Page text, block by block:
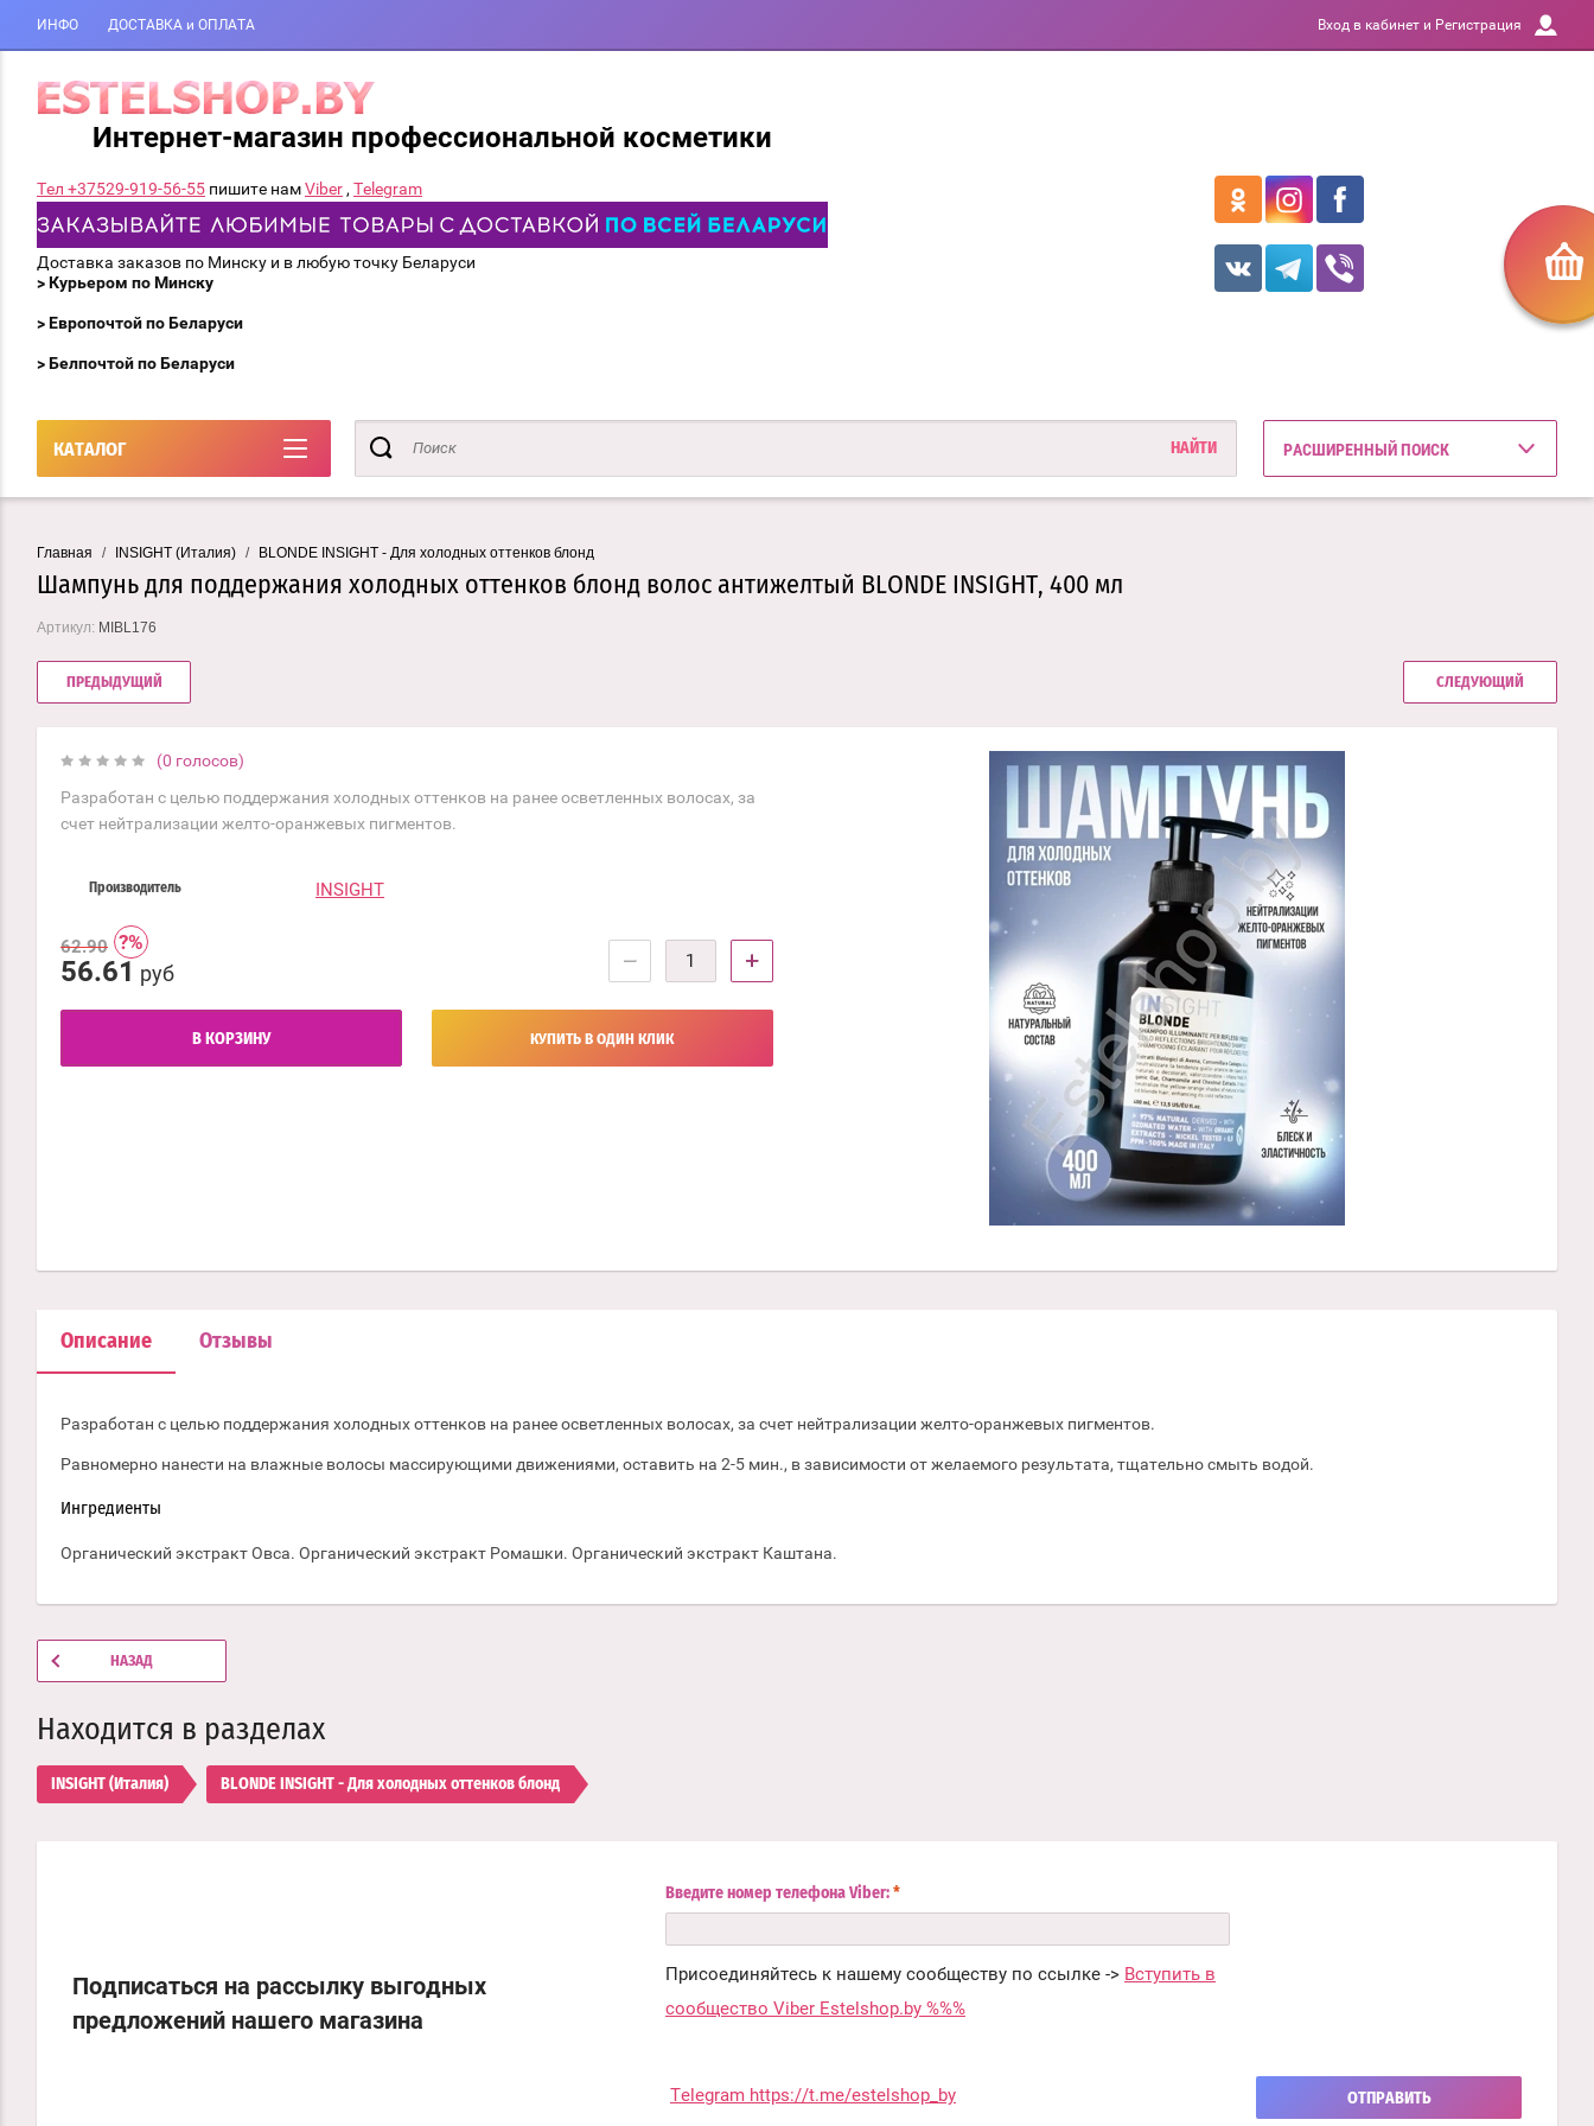
ИНФО ДОСТАВКА и ОПЛАТА Вход в кабинет и Регистрация
Интернет-магазин профессиональной косметики
Тел +37529-919-56-55 пишите намViber , Telegram
Доставка заказов по Минску и в любую точку Беларуси
> Курьером по Минску
> Европочтой по Беларуси
> Белпочтой по Беларуси
КАТАЛОГ РАСШИРЕННЫЙ ПОИСК
Главная / INSIGHT (Италия) / BLONDE INSIGHT - Для холодных оттенков блонд
Шампунь для поддержания холодных оттенков блонд волос антижелтый BLONDE INSIGHT, 400 мл
Артикул: MIBL176
ПРЕДЫДУЩИЙ СЛЕДУЮЩИЙ
(0 голосов)
Разработан с целью поддержания холодных оттенков на ранее осветленных волосах, за
счет нейтрализации желто-оранжевых пигментов.
Производитель INSIGHT
62.90
56.61 руб − +
В КОРЗИНУ КУПИТЬ В ОДИН КЛИК
Описание Отзывы
Разработан с целью поддержания холодных оттенков на ранее осветленных волосах, за счет нейтрализации желто-оранжевых пигментов.
Равномерно нанести на влажные волосы массирующими движениями, оставить на 2-5 мин., в зависимости от желаемого результата, тщательно смыть водой.
Ингредиенты
Органический экстракт Овса. Органический экстракт Ромашки. Органический экстракт Каштана.
НАЗАД
Находится в разделах
INSIGHT (Италия) BLONDE INSIGHT - Для холодных оттенков блонд
Подписаться на рассылку выгодных
предложений нашего магазина
Введите номер телефона Viber: *
Присоединяйтесь к нашему сообществу по ссылке -> Вступить в
сообщество Viber Estelshop.by %%%
Telegram https://t.me/estelshop_by ОТПРАВИТЬ